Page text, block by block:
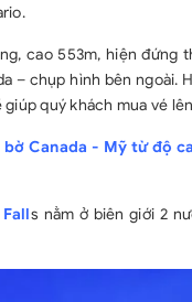
Chi phí dời
Chi phí
cao 553m, hiện đứng
– chụp hình bên ngoài.
quý khách mua vé
Canada - Mỹ từ độ
s nằm ở biên giới 2